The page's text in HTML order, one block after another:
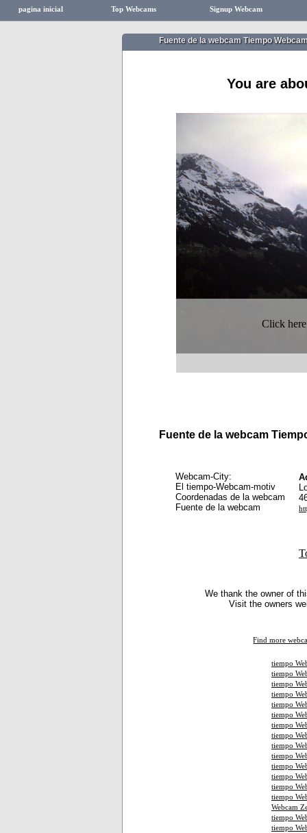
pagina inicial Top Webcams Signup Webcam
Fuente de la webcam Tiempo
You are
Click
Fuente de la webcam
Webcam-City:
El tiempo-Webcam-motiv
Coordenadas de la webcam
Fuente de la webcam
We thank the owner of
Visit the owners
Find more
tiempo
tiempo
tiempo
tiempo
tiempo
tiempo
tiempo
tiempo
tiempo
tiempo
tiempo
tiempo
tiempo
tiempo
Webcam
tiempo
tiempo